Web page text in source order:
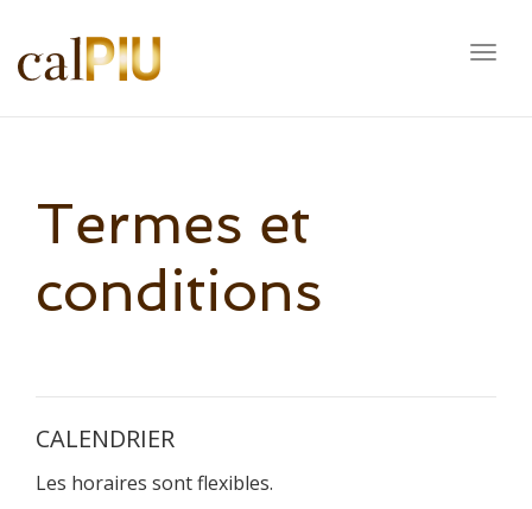
Termes et
conditions
CALENDRIER
Les horaires sont flexibles.